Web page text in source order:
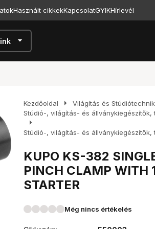
Használt cikkekKapcsolatGYIKHírlevél
arrow_drop_down
Kezdőoldal arrow_right Világítás és
Stúdió-, világítás- és állványkiegészítők,
arrow_right
Stúdió-, világítás- és állványkiegészítők,
KUPO KS-382
PINCH CLAMP WITH
STARTER
Még nincs értékelés